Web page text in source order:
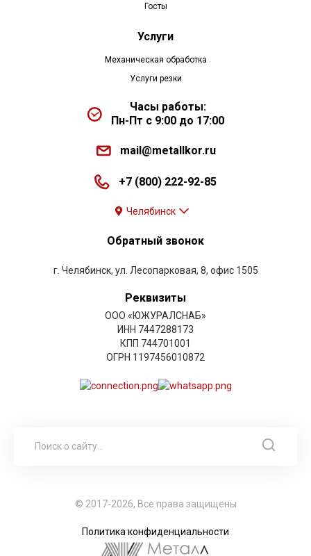
Госты
Услуги
Механическая обработка
Услуги резки
Часы работы:
Пн-Пт с 9:00 до 17:00
mail@metallkor.ru
+7 (800) 222-92-85
Челябинск
Обратный звонок
г. Челябинск, ул. Лесопарковая, 8, офис 1505
Реквизиты
ООО «ЮЖУРАЛСНАБ»
ИНН 7447288173
КПП 744701001
ОГРН 1197456010872
© 2017-2026, Все права защищены
Политика конфиденциальности